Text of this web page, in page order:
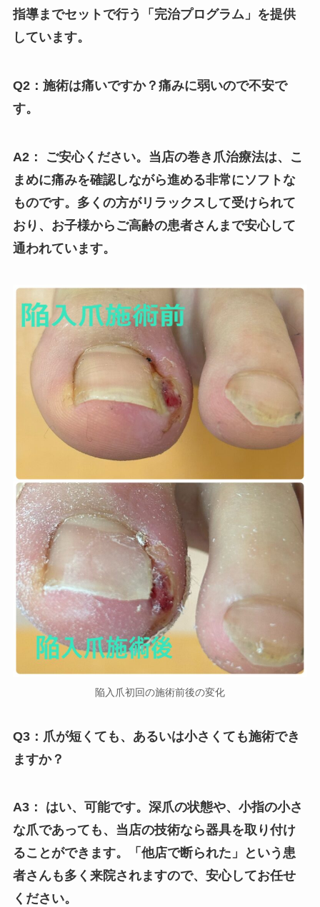
指導までセットで行う「完治プログラム」を提供
しています。
Q2：施術は痛いですか？痛みに弱いので不安で
す。
A2： ご安心ください。当店の巻き爪治療法は、こ
まめに痛みを確認しながら進める非常にソフトな
ものです。多くの方がリラックスして受けられて
おり、お子様からご高齢の患者さんまで安心して
通われています。
陥入爪初回の施術前後の変化
Q3：爪が短くても、あるいは小さくても施術でき
ますか？
A3： はい、可能です。深爪の状態や、小指の小さ
な爪であっても、当店の技術なら器具を取り付け
ることができます。「他店で断られた」という患
者さんも多く来院されますので、安心してお任せ
ください。